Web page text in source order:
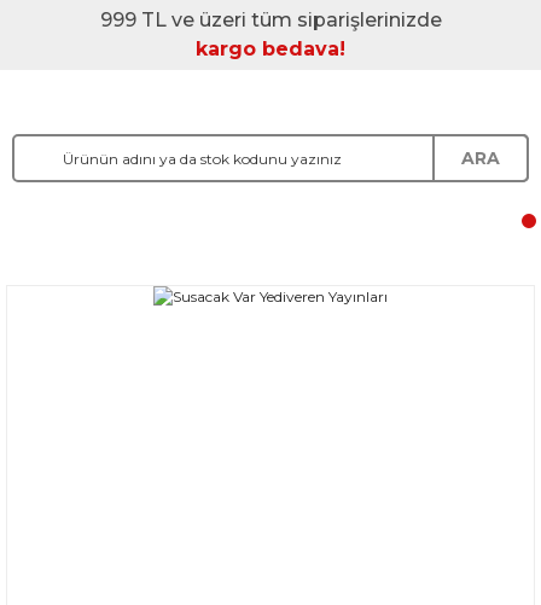
999 TL ve üzeri tüm siparişlerinizde
kargo bedava!
ARA